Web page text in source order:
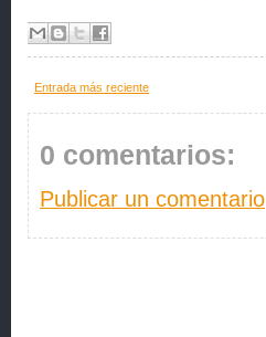
Entrada más reciente
0 comentarios:
Publicar un comentario